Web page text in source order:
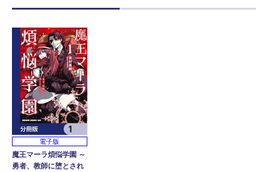
電子版
魔王マーラ煩悩学園 ～
勇者、教師に堕とされ